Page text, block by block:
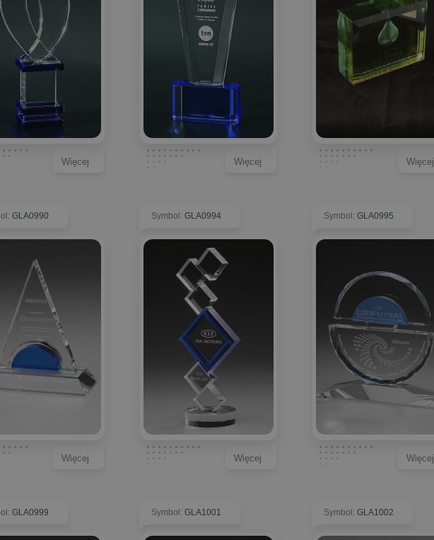
Więcej Więcej Więcej
: GLA0990
Więcej
Symbol: GLA0994
Więcej
Symbol: GLA0995
Więcej
: GLA0999 Symbol : GLA1001 Symbol : GLA1002